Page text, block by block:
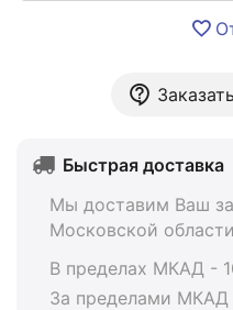
Быстрая доставка
Мы доставим Ваш
Московской
В пределах МКАД -
За пределами МКАД